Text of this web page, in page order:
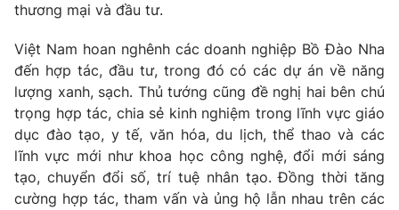
Thị trường 24h Tấm lòng Việt
VTV4 Vươn mình bằng AI
VTV9 VTV8
thương mại và đầu tư.
Việt Nam hoan nghênh các doanh nghiệp Bồ Đào Nha
đến hợp tác, đầu tư, trong đó có các dự án về năng
lượng xanh, sạch. Thủ tướng cũng đề nghị hai bên chú
trọng hợp tác, chia sẻ kinh nghiệm trong lĩnh vực giáo
dục đào tạo, y tế, văn hóa, du lịch, thể thao và các
lĩnh vực mới như khoa học công nghệ, đổi mới sáng
tạo, chuyển đổi số, trí tuệ nhân tạo. Đồng thời tăng
cường hợp tác, tham vấn và ủng hộ lẫn nhau trên các